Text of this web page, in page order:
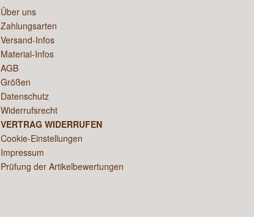
Über uns
Zahlungsarten
Versand-Infos
Material-Infos
AGB
Größen
Datenschutz
Widerrufsrecht
VERTRAG WIDERRUFEN
Cookie-Einstellungen
Impressum
Prüfung der Artikelbewertungen